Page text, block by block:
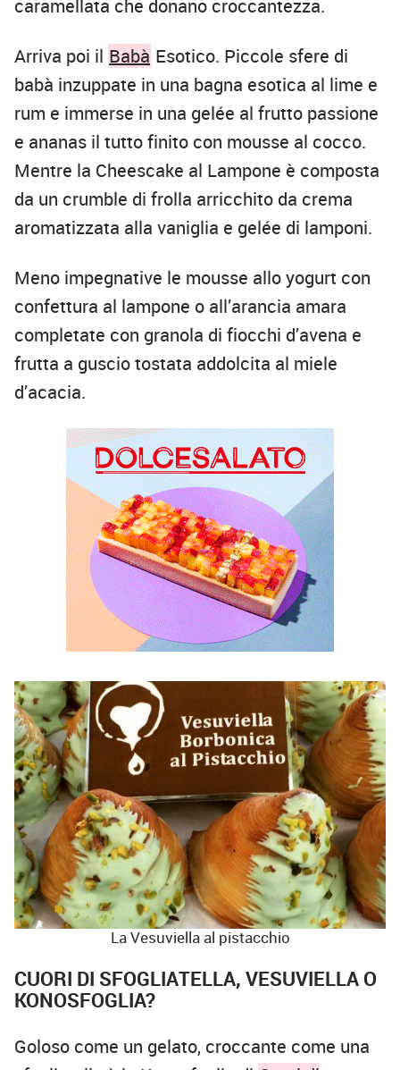
caramellata che donano croccantezza.
Arriva poi il Babà Esotico. Piccole sfere di
babà inzuppate in una bagna esotica al lime e
rum e immerse in una gelée al frutto passione
e ananas il tutto finito con mousse al cocco.
Mentre la Cheescake al Lampone è composta
da un crumble di frolla arricchito da crema
aromatizzata alla vaniglia e gelée di lamponi.
Meno impegnative le mousse allo yogurt con
confettura al lampone o all’arancia amara
completate con granola di fiocchi d’avena e
frutta a guscio tostata addolcita al miele
d’acacia.
La Vesuviella al pistacchio
CUORI DI SFOGLIATELLA, VESUVIELLA O
KONOSFOGLIA?
Goloso come un gelato, croccante come una